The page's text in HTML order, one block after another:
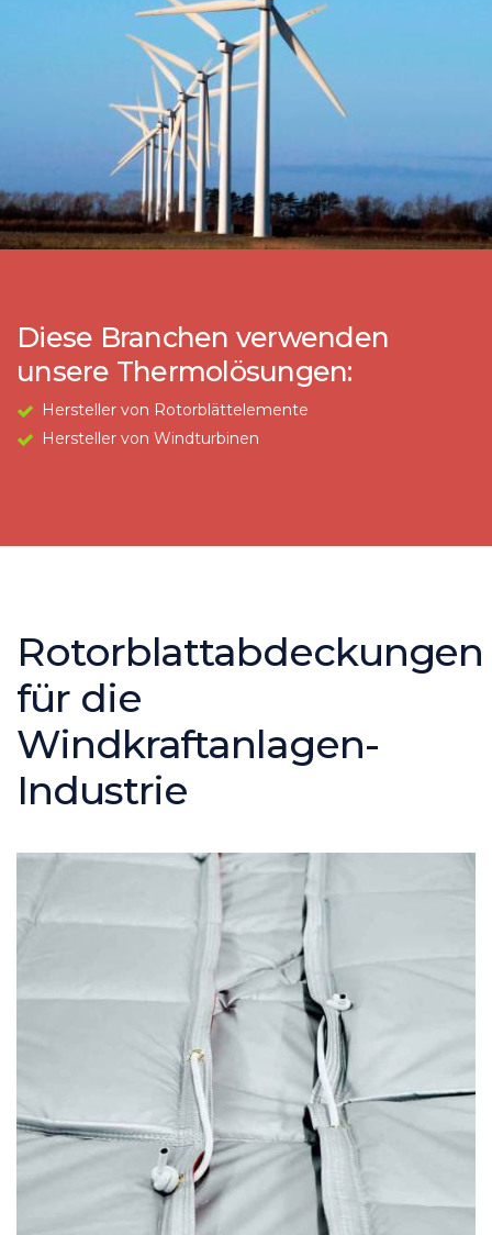
Diese Branchen verwenden
unsere Thermolösungen:
Hersteller von Rotorblättelemente
Hersteller von Windturbinen
Rotorblattabdeckungen
für die
Windkraftanlagen-
Industrie